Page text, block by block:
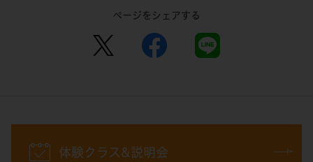
ページをシェアする
体験クラス&説明会